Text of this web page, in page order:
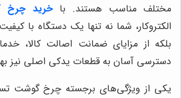
مختلف مناسب هستند. باخرید چرخ
الکتروکار، شما نه تنها یک دستگاه با
بلکه از مزایای ضمانت اصالت کالا،
دسترسی آسان به قطعات یدکی اصلی نیز
یکی از ویژگی‌های برجسته چرخ گوشت